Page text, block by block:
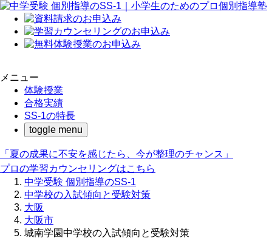
メニュー
体験授業
合格実績
SS-1の特長
toggle menu
「夏の成果に不安を感じたら、今が整理のチャンス」
プロの学習カウンセリングはこちら
中学受験 個別指導のSS-1
中学校の入試傾向と受験対策
大阪
大阪市
城南学園中学校の入試傾向と受験対策